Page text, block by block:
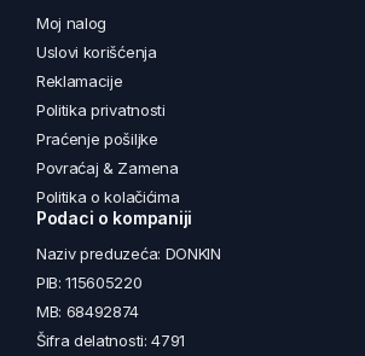
Moj nalog
Uslovi korišćenja
Reklamacije
Politika privatnosti
Praćenje pošiljke
Povraćaj & Zamena
Politika o kolačićima
Podaci o kompaniji
Naziv preduzeća: DONKIN
PIB: 115605220
MB: 68492874
Šifra delatnosti: 4791